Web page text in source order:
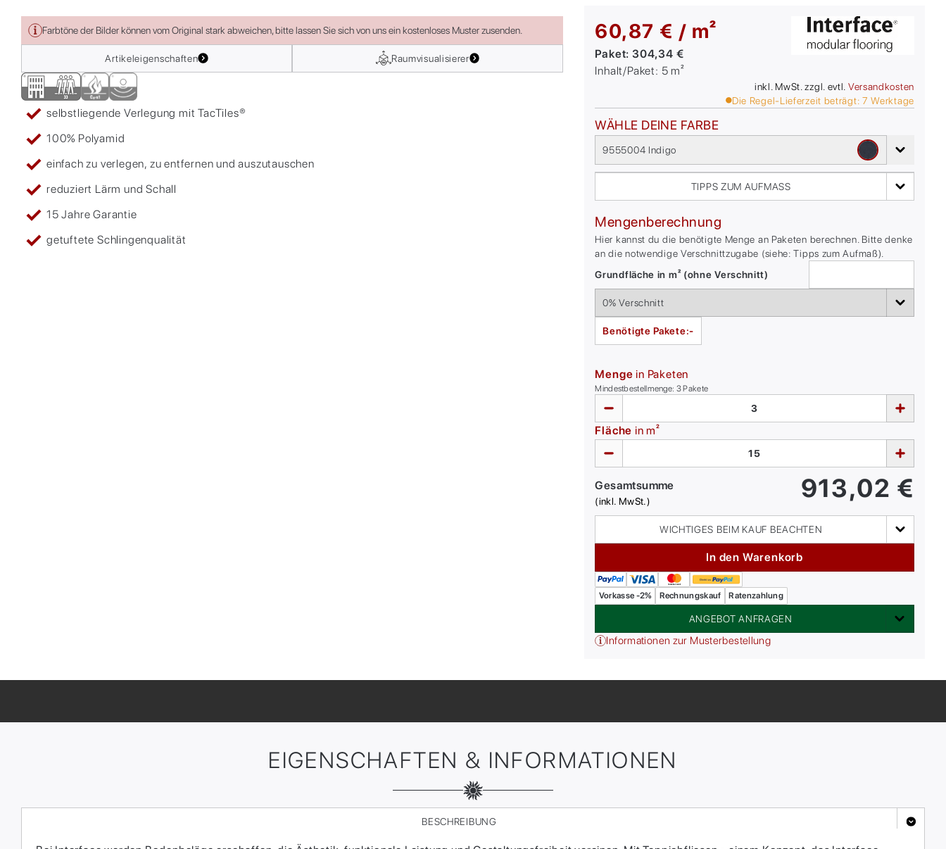
Farbtöne der Bilder können vom Original stark abweichen, bitte lassen Sie sich von uns ein kostenloses Muster zusenden.
Artikeleigenschaften Raumvisualisierer
selbstliegende Verlegung mit TacTiles®
100% Polyamid
einfach zu verlegen, zu entfernen und auszutauschen
reduziert Lärm und Schall
15 Jahre Garantie
getuftete Schlingenqualität
60,87 € / m²
Paket: 304,34 €
Inhalt/Paket: 5 m²
inkl. MwSt. zzgl. evtl. Versandkosten
Die Regel-Lieferzeit beträgt: 7 Werktage
WÄHLE DEINE FARBE
9555004 Indigo
TIPPS ZUM AUFMASS
Mengenberechnung
Hier kannst du die benötigte Menge an Paketen berechnen. Bitte denke
an die notwendige Verschnittzugabe (siehe: Tipps zum Aufmaß).
Grundfläche in m² (ohne Verschnitt)
Benötigte Pakete:-
Menge in Paketen
Mindestbestellmenge: 3Pakete
Fläche in m²
Gesamtsumme
(inkl. MwSt.) 913,02 €
WICHTIGES BEIM KAUF BEACHTEN
In den Warenkorb
Vorkasse -2% Rechnungskauf Ratenzahlung
ANGEBOT ANFRAGEN
Informationen zur Musterbestellung
EIGENSCHAFTEN & INFORMATIONEN
BESCHREIBUNG